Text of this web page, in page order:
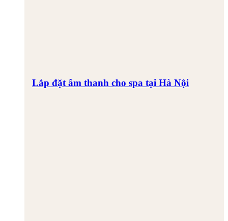
Lắp đặt âm thanh cho spa tại Hà Nội